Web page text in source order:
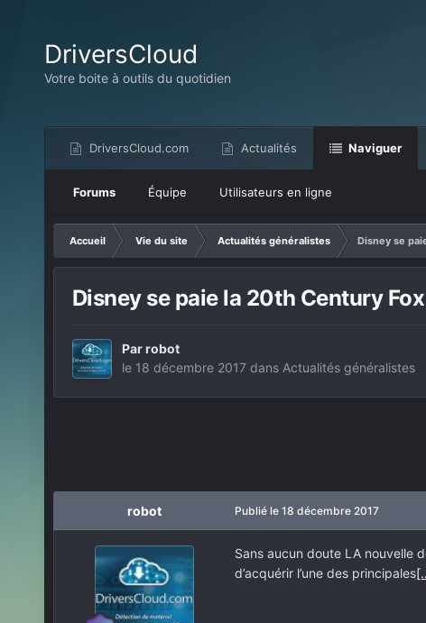
DriversCloud
Votre boite à outils du quotidien
DriversCloud.com Actualités Naviguer
Forums Équipe Utilisateurs en ligne
Accueil Vie du site Actualités généralistes
Disney se
Disney se paie la 20th Century Fox
Parrobot
le 18 décembre 2017 dans Actualités généralistes
robot Publié le 18 décembre 2017
Sans aucun doute LA nouvelle
d’acquérir l’une des principales